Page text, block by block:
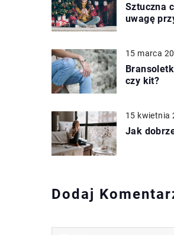
Sztuczna
uwagę
15 marca
czy kit?
15 kwietnia
Jak
Dodaj